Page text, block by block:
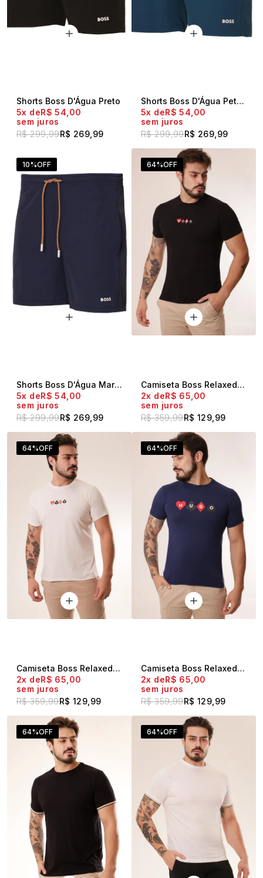
Shorts Boss D'Água Preto
R$ 299,99R$ 269,99
5x
R$ 54,00
sem juros
Shorts Boss D'Água Petróleo
R$ 299,99R$ 269,99
5x
R$ 54,00
sem juros
10%OFF
Shorts Boss D'Água Marinho
R$ 299,99R$ 269,99
5x
R$ 54,00
sem juros
64%OFF
Camiseta Boss Relaxed Fit Logo Cartas Preto
R$ 359,99R$ 129,99
2x
R$ 65,00
sem juros
64%OFF
Camiseta Boss Relaxed Fit Logo Cartas Branco
R$ 359,99R$ 129,99
2x
R$ 65,00
sem juros
64%OFF
Camiseta Boss Relaxed Fit Logo Cartas Big Marinho
R$ 359,99R$ 129,99
2x
R$ 65,00
sem juros
64%OFF 64%OFF